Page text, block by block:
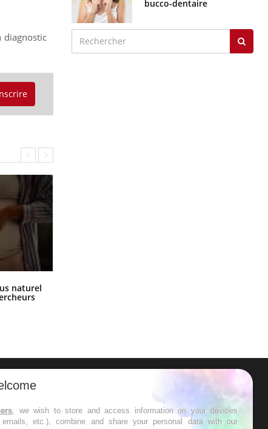
diagnostic
naturel
bucco-dentaire
les semaines les meilleures
, we wish to store and access information on your devices
etc.), combine and share your personal data with our